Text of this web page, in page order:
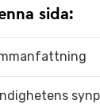
sida: